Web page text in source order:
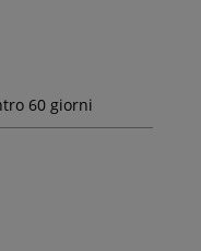
60 giorni